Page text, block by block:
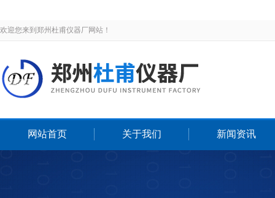
欢迎您来到郑州杜甫仪器厂网站！
网站首页 关于我们 新闻资讯